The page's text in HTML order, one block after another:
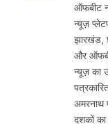
ऑफबीट
न्यूज़
झारखंड,
और
न्यूज़ का
अमरनाथ
दशकों